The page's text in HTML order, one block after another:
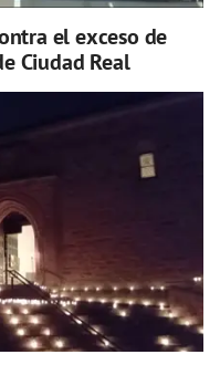
el exceso de
Ciudad Real